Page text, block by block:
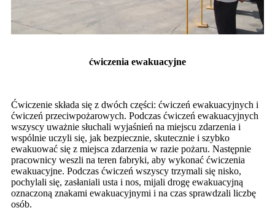
ćwiczenia ewakuacyjne
Ćwiczenie składa się z dwóch części: ćwiczeń ewakuacyjnych i
ćwiczeń przeciwpożarowych. Podczas ćwiczeń ewakuacyjnych
wszyscy uważnie słuchali wyjaśnień na miejscu zdarzenia i
wspólnie uczyli się, jak bezpiecznie, skutecznie i szybko
ewakuować się z miejsca zdarzenia w razie pożaru. Następnie
pracownicy weszli na teren fabryki, aby wykonać ćwiczenia
ewakuacyjne. Podczas ćwiczeń wszyscy trzymali się nisko,
pochylali się, zasłaniali usta i nos, mijali drogę ewakuacyjną
oznaczoną znakami ewakuacyjnymi i na czas sprawdzali liczbę
osób.